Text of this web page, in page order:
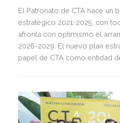
El Patronato de CTA hace un
estratégico 2021-2025, con
afronta con optimismo el
2026-2029. El nuevo plan
papel de CTA como entidad
Andalucía oriental con nueva